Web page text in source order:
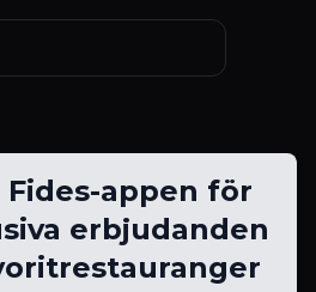
Fides-appen för
erbjudanden